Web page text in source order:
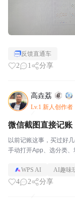
反馈直通车
2 1 分享
高垚荔
Lv.1 新人创作者
微信截图直接记
以前记账这事，买过好
手动打开App、选分类
现在我的做法是这样的
WPS AI AI趣味
4 2 分享